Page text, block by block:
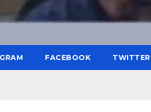
FACEBOOK TWITTER